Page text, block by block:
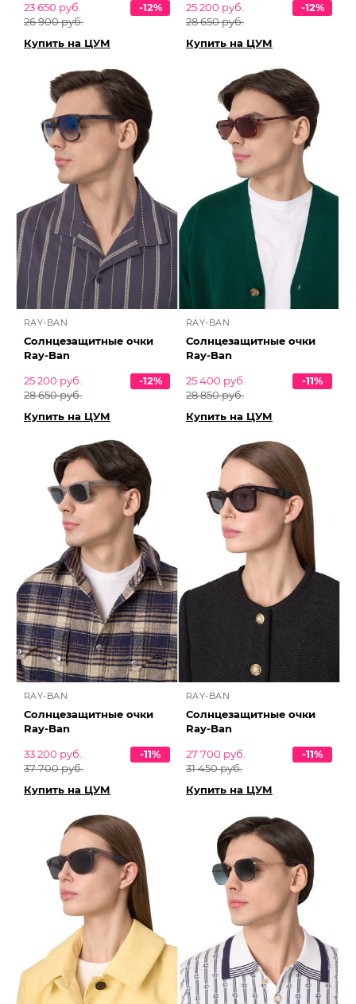
23 650 руб.
26 900 руб.
-12%
Купить на ЦУМ
25 200 руб.
28 650 руб.
-12%
Купить на ЦУМ
RAY-BAN
Солнцезащитные очки
Ray-Ban
25 200 руб.
28 650 руб.
-12%
Купить на ЦУМ
RAY-BAN
Солнцезащитные очки
Ray-Ban
25 400 руб.
28 850 руб.
-11%
Купить на ЦУМ
RAY-BAN
Солнцезащитные очки
Ray-Ban
33 200 руб.
37 700 руб.
-11%
Купить на ЦУМ
RAY-BAN
Солнцезащитные очки
Ray-Ban
27 700 руб.
31 450 руб.
-11%
Купить на ЦУМ